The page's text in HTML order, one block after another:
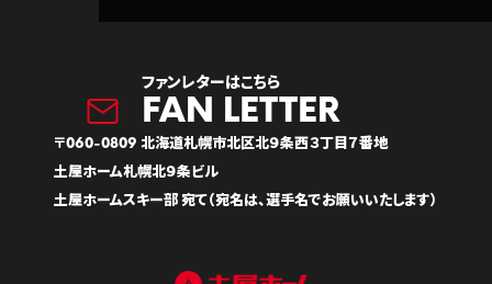
ファンレターはこちら
〒060-0809 北海道札幌市北区北９条西３丁目７番地
土屋ホーム札幌北９条ビル
土屋ホームスキー部 宛て（宛名は、選手名でお願いいたします）